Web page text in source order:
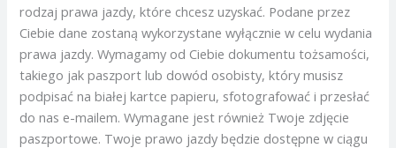
rodzaj prawa jazdy, które chcesz uzyskać. Podane przez
Ciebie dane zostaną wykorzystane wyłącznie w celu wydania
prawa jazdy. Wymagamy od Ciebie dokumentu tożsamości,
takiego jak paszport lub dowód osobisty, który musisz
podpisać na białej kartce papieru, sfotografować i przesłać
do nas e-mailem. Wymagane jest również Twoje zdjęcie
paszportowe. Twoje prawo jazdy będzie dostępne w ciągu